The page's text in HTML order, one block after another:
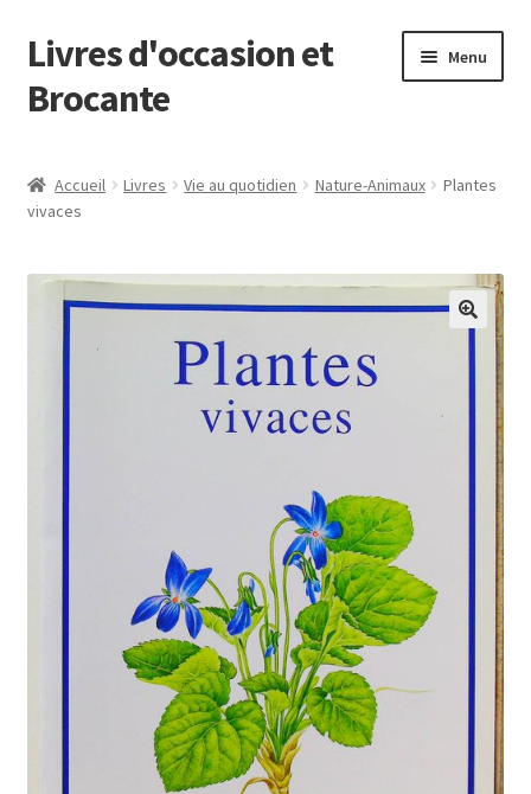
Aller
à
la
Aller
au
contenu
Livres d'occasion et
Brocante
Menu
Accueil Livres Vie au quotidien Nature-Animaux
Plantes
vivaces